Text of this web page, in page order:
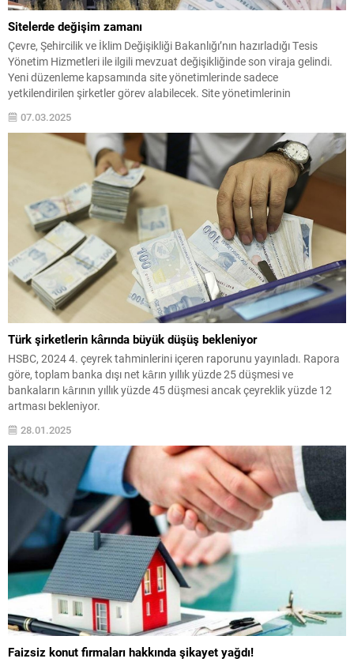
Sitelerde değişim zamanı
Çevre, Şehircilik ve İklim Değişikliği Bakanlığı’nın hazırladığı Tesis
Yönetim Hizmetleri ile ilgili mevzuat değişikliğinde son viraja gelindi.
Yeni düzenleme kapsamında site yönetimlerinde sadece
yetkilendirilen şirketler görev alabilecek. Site yönetimlerinin
harcamaları Bakanlık tarafından yetkilendirilen şirketlerce yılda en az
bir defa denetlenecek.
07.03.2025
Türk şirketlerin kârında büyük düşüş bekleniyor
HSBC, 2024 4. çeyrek tahminlerini içeren raporunu yayınladı. Rapora
göre, toplam banka dışı net kârın yıllık yüzde 25 düşmesi ve
bankaların kârının yıllık yüzde 45 düşmesi ancak çeyreklik yüzde 12
artması bekleniyor.
28.01.2025
Faizsiz konut firmaları hakkında şikayet yağdı!